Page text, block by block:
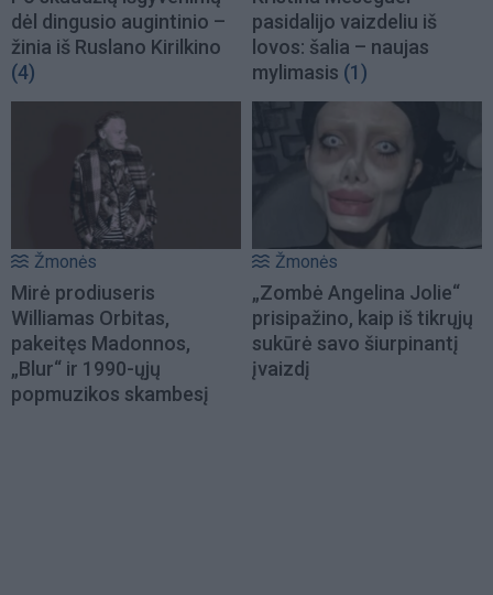
dėl dingusio augintinio –
žinia iš Ruslano Kirilkino
(4)
pasidalijo vaizdeliu iš
lovos: šalia – naujas
mylimasis (1)
Žmonės
Mirė prodiuseris
Williamas Orbitas,
pakeitęs Madonnos,
„Blur“ ir 1990-ųjų
popmuzikos skambesį
Žmonės
„Zombė Angelina Jolie“
prisipažino, kaip iš tikrųjų
sukūrė savo šiurpinantį
įvaizdį